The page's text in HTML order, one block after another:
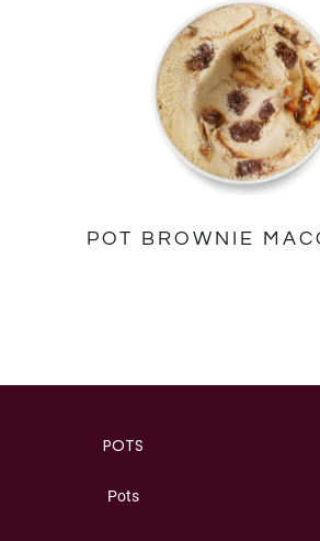
POT BROWNIE
POTS
Pots